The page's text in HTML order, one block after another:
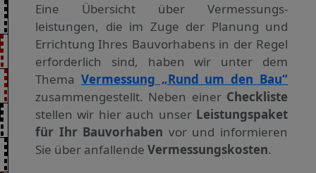
Eine Übersicht über Vermessungs­
leistungen, die im Zuge der Planung und
Errichtung Ihres Bauvorhabens in der Regel
erforderlich sind, haben wir unter dem
Thema Vermessung „Rund um den Bau“
zusammengestellt. Neben einer Checkliste
stellen wir hier auch unser Leistungspaket
für Ihr Bauvorhaben vor und informieren
Sie über anfallende Vermessungskosten.